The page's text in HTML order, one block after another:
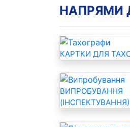
НАПРЯМИ
КАРТКИ ДЛЯ
ВИПРОБУВАННЯ
(ІНСПЕКТУВАННЯ)